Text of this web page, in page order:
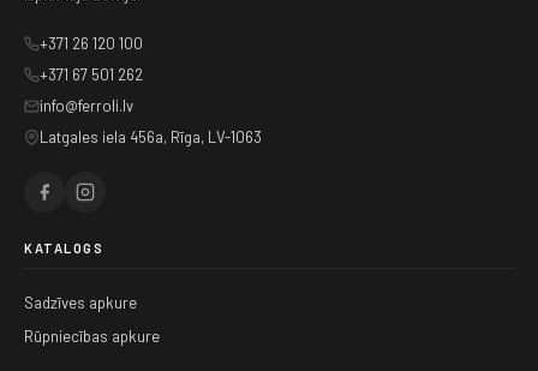
+371 26 120 100
+371 67 501 262
info@ferroli.lv
Latgales iela 456a, Rīga, LV-1063
KATALOGS
Sadzīves apkure
Rūpniecības apkure